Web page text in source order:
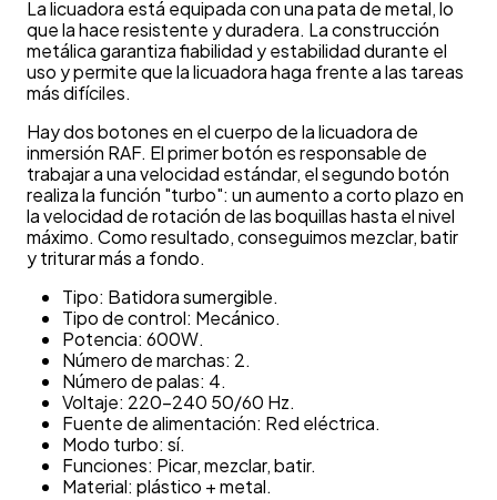
La licuadora está equipada con una pata de metal, lo
que la hace resistente y duradera. La construcción
metálica garantiza fiabilidad y estabilidad durante el
uso y permite que la licuadora haga frente a las tareas
más difíciles.
Hay dos botones en el cuerpo de la licuadora de
inmersión RAF. El primer botón es responsable de
trabajar a una velocidad estándar, el segundo botón
realiza la función "turbo": un aumento a corto plazo en
la velocidad de rotación de las boquillas hasta el nivel
máximo. Como resultado, conseguimos mezclar, batir
y triturar más a fondo.
Tipo: Batidora sumergible.
Tipo de control: Mecánico.
Potencia: 600W.
Número de marchas: 2.
Número de palas: 4.
Voltaje: 220-240 50/60 Hz.
Fuente de alimentación: Red eléctrica.
Modo turbo: sí.
Funciones: Picar, mezclar, batir.
Material: plástico + metal.